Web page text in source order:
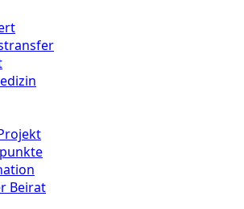
Beirat